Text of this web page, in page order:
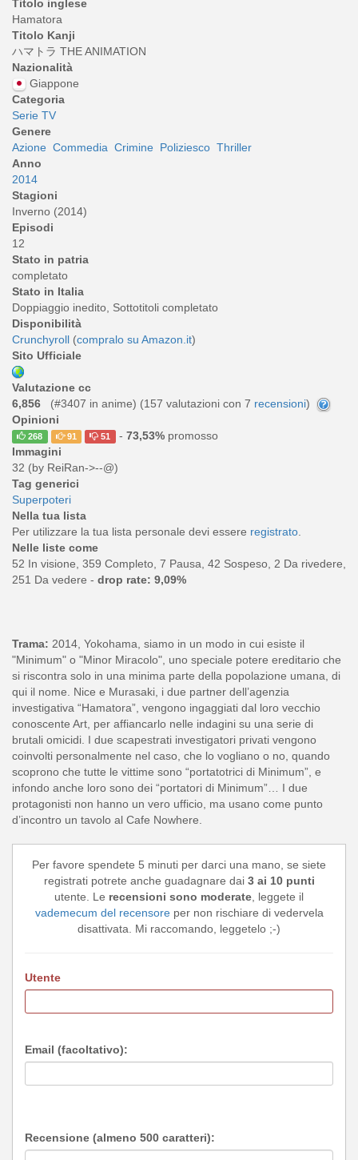
Titolo inglese
Hamatora
Titolo Kanji
ハマトラ THE ANIMATION
Nazionalità
Giappone
Categoria
Serie TV
Genere
Azione Commedia Crimine Poliziesco Thriller
Anno
2014
Stagioni
Inverno (2014)
Episodi
12
Stato in patria
completato
Stato in Italia
Doppiaggio inedito, Sottotitoli completato
Disponibilità
Crunchyroll (compralo su Amazon.it)
Sito Ufficiale
Valutazione cc
6,856
(#3407 in anime) (157 valutazioni con 7 recensioni)
Opinioni
268 91 51 - 73,53%promosso
Immagini
32 (by ReiRan->--@)
Tag generici
Superpoteri
Nella tua lista
Per utilizzare la tua lista personale devi essere registrato.
Nelle liste come
52 In visione, 359 Completo, 7 Pausa, 42 Sospeso, 2 Da rivedere,
251 Da vedere - drop rate: 9,09%
Trama: 2014, Yokohama, siamo in un modo in cui esiste il
"Minimum" o "Minor Miracolo", uno speciale potere ereditario che
si riscontra solo in una minima parte della popolazione umana, di
qui il nome. Nice e Murasaki, i due partner dell’agenzia
investigativa “Hamatora”, vengono ingaggiati dal loro vecchio
conoscente Art, per affiancarlo nelle indagini su una serie di
brutali omicidi. I due scapestrati investigatori privati vengono
coinvolti personalmente nel caso, che lo vogliano o no, quando
scoprono che tutte le vittime sono “portatotrici di Minimum”, e
infondo anche loro sono dei “portatori di Minimum”… I due
protagonisti non hanno un vero ufficio, ma usano come punto
d’incontro un tavolo al Cafe Nowhere.
Per favore spendete 5 minuti per darci una mano, se siete
registrati potrete anche guadagnare dai 3 ai 10 punti
utente. Le recensioni sono moderate, leggete il
vademecum del recensoreper non rischiare di vedervela
disattivata. Mi raccomando, leggetelo ;-)
Utente
Email (facoltativo):
Recensione (almeno 500 caratteri):